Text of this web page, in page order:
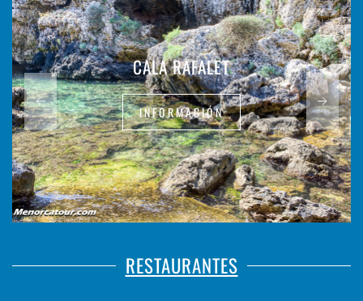
CALA RAFALET
INFORMACIÓN
RESTAURANTES